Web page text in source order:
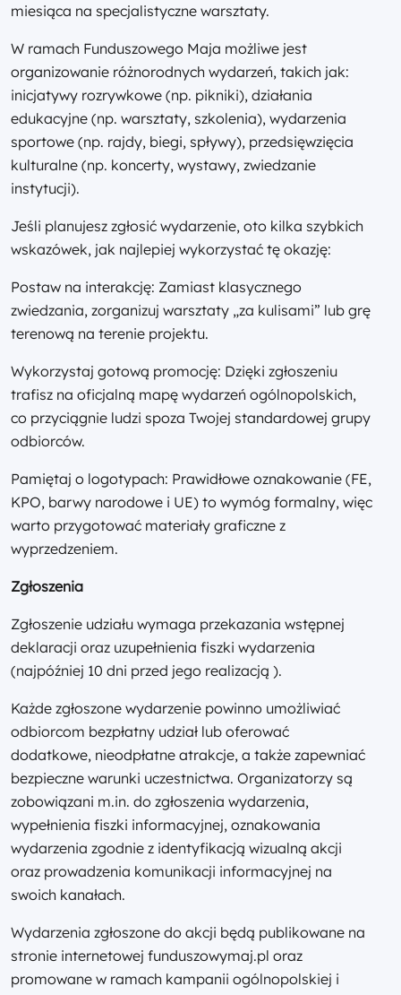
miesiąca na specjalistyczne warsztaty.
W ramach Funduszowego Maja możliwe jest
organizowanie różnorodnych wydarzeń, takich jak:
inicjatywy rozrywkowe (np. pikniki), działania
edukacyjne (np. warsztaty, szkolenia), wydarzenia
sportowe (np. rajdy, biegi, spływy), przedsięwzięcia
kulturalne (np. koncerty, wystawy, zwiedzanie
instytucji).
Jeśli planujesz zgłosić wydarzenie, oto kilka szybkich
wskazówek, jak najlepiej wykorzystać tę okazję:
Postaw na interakcję: Zamiast klasycznego
zwiedzania, zorganizuj warsztaty „za kulisami” lub grę
terenową na terenie projektu.
Wykorzystaj gotową promocję: Dzięki zgłoszeniu
trafisz na oficjalną mapę wydarzeń ogólnopolskich,
co przyciągnie ludzi spoza Twojej standardowej grupy
odbiorców.
Pamiętaj o logotypach: Prawidłowe oznakowanie (FE,
KPO, barwy narodowe i UE) to wymóg formalny, więc
warto przygotować materiały graficzne z
wyprzedzeniem.
Zgłoszenia
Zgłoszenie udziału wymaga przekazania wstępnej
deklaracji oraz uzupełnienia fiszki wydarzenia
(najpóźniej 10 dni przed jego realizacją ).
Każde zgłoszone wydarzenie powinno umożliwiać
odbiorcom bezpłatny udział lub oferować
dodatkowe, nieodpłatne atrakcje, a także zapewniać
bezpieczne warunki uczestnictwa. Organizatorzy są
zobowiązani m.in. do zgłoszenia wydarzenia,
wypełnienia fiszki informacyjnej, oznakowania
wydarzenia zgodnie z identyfikacją wizualną akcji
oraz prowadzenia komunikacji informacyjnej na
swoich kanałach.
Wydarzenia zgłoszone do akcji będą publikowane na
stronie internetowej funduszowymaj.pl oraz
promowane w ramach kampanii ogólnopolskiej i